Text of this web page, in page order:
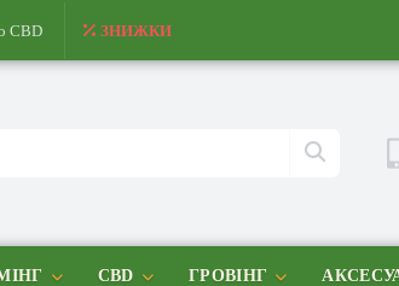
CBD ЗНИЖКИ
CBD ГРОВІНГ